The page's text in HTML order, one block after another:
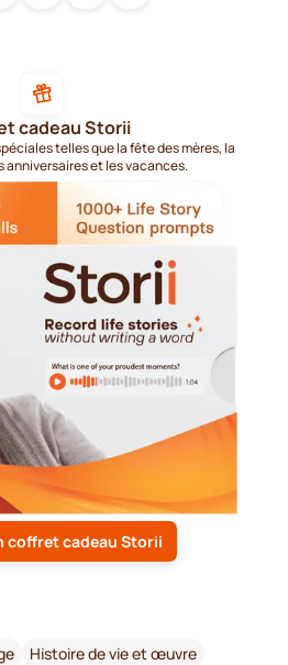
cadeau Storii
telles que la fête des mères, la
anniversaires et les vacances.
coffret cadeau Storii
Histoire de vie et œuvre